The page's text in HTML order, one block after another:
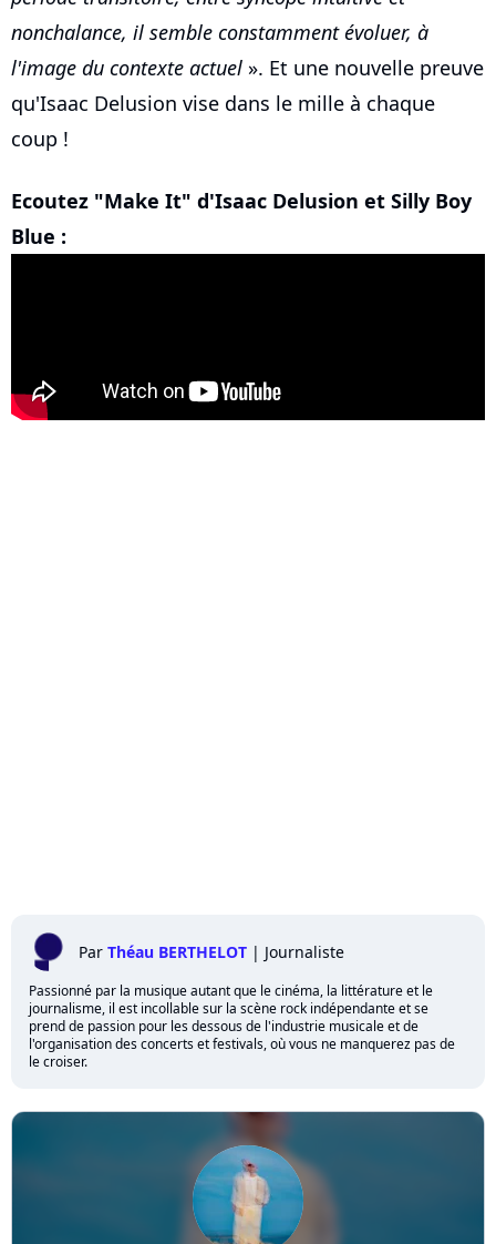
nonchalance, il semble constamment évoluer, à
l'image du contexte actuel ». Et une nouvelle preuve
qu'Isaac Delusion vise dans le mille à chaque
coup !
Ecoutez "Make It" d'Isaac Delusion et Silly Boy
Blue :
Par Théau BERTHELOT | Journaliste
Passionné par la musique autant que le cinéma, la littérature et le
journalisme, il est incollable sur la scène rock indépendante et se
prend de passion pour les dessous de l'industrie musicale et de
l'organisation des concerts et festivals, où vous ne manquerez pas de
le croiser.